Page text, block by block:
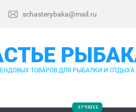
schasterybaka@mail.ru
ТОВАРОВ ДЛЯ РЫБАЛКИ И ОТДЫХА